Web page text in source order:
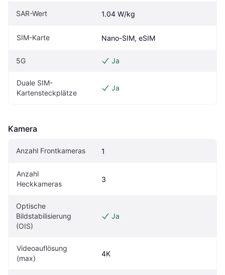
SAR-Wert 1.04 W/kg
SIM-Karte Nano-SIM, eSIM
5G Ja
Duale SIM-
Kartensteckplätze
Ja
Kamera
Anzahl Frontkameras 1
Anzahl
Heckkameras
3
Optische
Bildstabilisierung
(OIS)
Ja
Videoauflösung
(max)
4K